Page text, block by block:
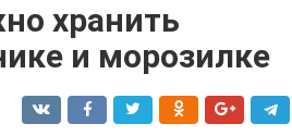
хранить
и морозилке